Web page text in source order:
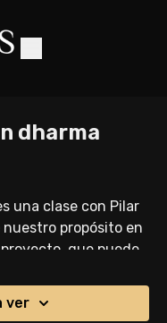
dharma
una clase con Pilar
propósito en
que puede
muy sencillas. Lo
No es lo
los resultados de
Namaste 🙏
ver